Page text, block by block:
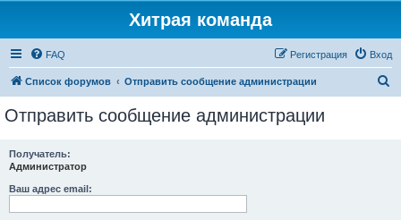
Хитрая команда
FAQ Вход
Регистрация
Список форумов Отправить сообщение администрации
Отправить сообщение администрации
Получатель:
Администратор
Ваш адрес email: